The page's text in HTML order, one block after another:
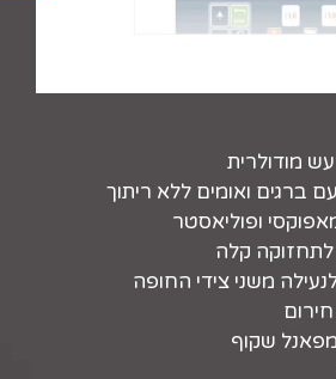
מודולרית
ברגים ואומים ללא ריתוך
ופוליאסטר
קלה
משני צידי החופה
שקוף